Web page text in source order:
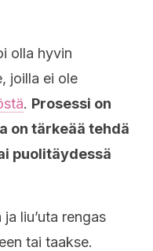
olla hyvin
joilla ei ole
. Prosessi on
on tärkeää tehdä
puolitäydessä
liu’uta rengas
tai taakse.